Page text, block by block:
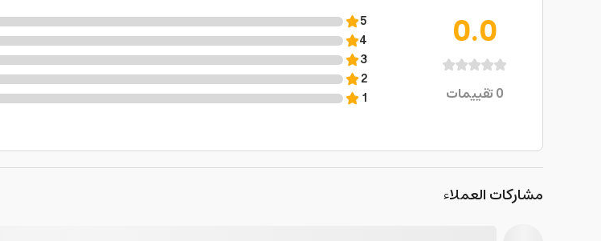
0.0
0تقييمات
5
4
3
2
1
مشاركات العملاء